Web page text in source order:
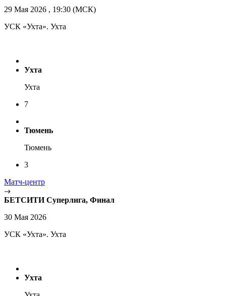
29 Мая 2026 , 19:30 (МСК)
УСК «Ухта». Ухта
Ухта
Ухта
7
Тюмень
Тюмень
3
Матч-центр
БЕТСИТИ Суперлига, Финал
30 Мая 2026
УСК «Ухта». Ухта
Ухта